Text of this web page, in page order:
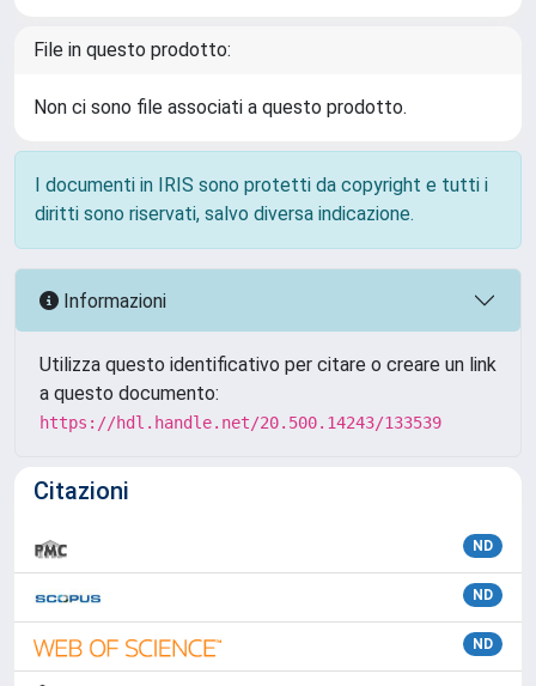
File in questo prodotto:
Non ci sono file associati a questo prodotto.
I documenti in IRIS sono protetti da copyright e tutti i
diritti sono riservati, salvo diversa indicazione.
Informazioni
Utilizza questo identificativo per citare o creare un link
a questo documento:
https://hdl.handle.net/20.500.14243/133539
Citazioni
ND
ND
ND